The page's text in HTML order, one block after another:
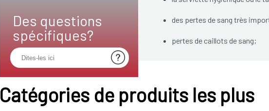
Des questions
spécifiques?
des pertes de sang très
pertes de caillots de sang;
Une perte de sang importante et de
Catégories de produits les plus